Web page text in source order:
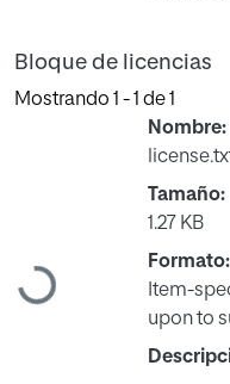
Bloque de licencias
Mostrando 1 - 1 de 1
Cargando...
Nombre:
Tamaño:
1.27 KB
Formato:
Item-
upon to